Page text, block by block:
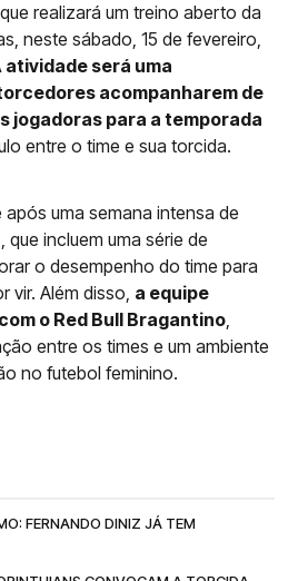
realizará um treino aberto da
neste sábado, 15 de fevereiro,
atividade será uma
acompanharem de
jogadoras para a temporada
entre o time e sua torcida.
uma semana intensa de
incluem uma série de
o desempenho do time para
vir. Além disso, a equipe
o Red Bull Bragantino,
entre os times e um ambiente
no futebol feminino.
FERNANDO DINIZ JÁ TEM